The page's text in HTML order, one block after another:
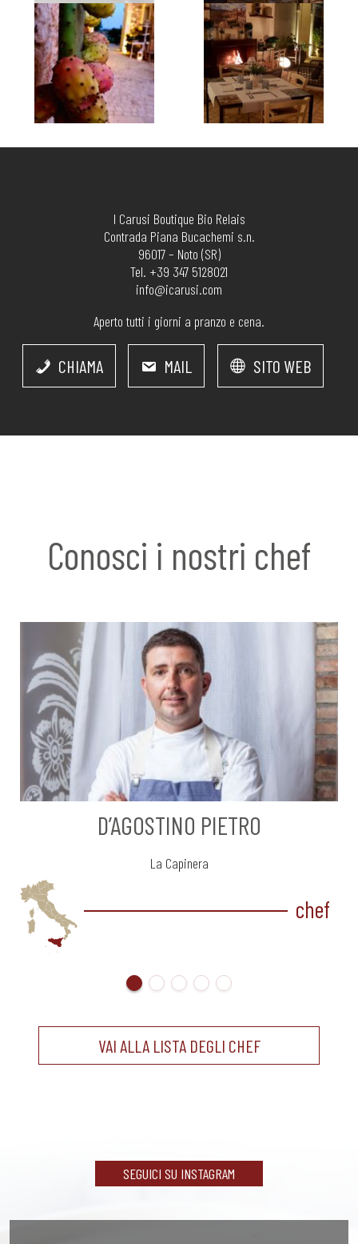
I Carusi Boutique Bio Relais
Contrada Piana Bucachemi s.n.
96017 – Noto (SR)
Tel. +39 347 5128021
info@icarusi.com
Aperto tutti i giorni a pranzo e cena.
CHIAMA MAIL SITO WEB
Conosci i nostri chef
chef
D’AGOSTINO PIETRO
La Capinera
VAI ALLA LISTA DEGLI CHEF
SEGUICI SU INSTAGRAM